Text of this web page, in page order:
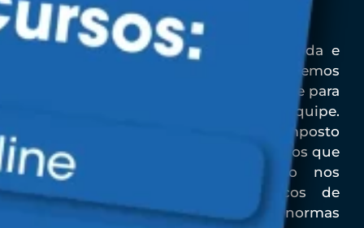
Treinamento Online
Atendemos de acordo com a demanda e
especificidade de cada cliente. Oferecemos
a modalidade Online com total suporte para
facilitar o aprendizado de sua equipe.
Temos um escritório de Projetos composto
por engenheiros, técnicos e pedagogos que
trabalham para garantir inovação nos
treinamentos e materiais didáticos de
qualidade com aderência às normas